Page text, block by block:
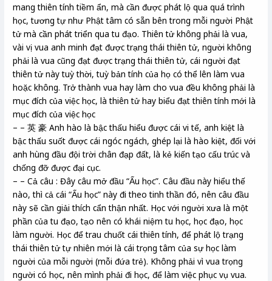
mang thiên tính tiềm ẩn, mà cần được phát lộ qua quá trình
học, tương tự như Phật tâm có sẵn bên trong mỗi người Phật
tử mà cần phát triển qua tu đạo. Thiên tử không phải là vua,
vài vị vua anh minh đạt được trạng thái thiên tử, người không
phải là vua cũng đạt được trạng thái thiên tử, cái người đạt
thiên tử này tuỳ thời, tuỳ bản tính của họ có thể lên làm vua
hoặc không. Trở thành vua hay làm cho vua đều không phải là
mục đích của việc học, là thiên tử hay biểu đạt thiên tính mới là
mục đích của việc học
– – 英 豪 Anh hào là bậc thấu hiểu được cái vi tế, anh kiệt là
bậc thấu suốt được cái ngóc ngách, ghép lại là hào kiệt, đối với
anh hùng đầu đội trời chân đạp đất, là kẻ kiến tạo cấu trúc và
chống đỡ được đại cục.
– – Cả câu : Đây câu mở đầu “Ấu học”. Câu đầu này hiểu thế
nào, thì cả cái “Ấu học” này đi theo tinh thần đó, nên câu đầu
này sẽ cần giải thích cẩn thận nhất. Học với người xưa là một
phần của tu đạo, tạo nên có khái niệm tu học, học đạo, học
làm người. Học để trau chuốt cái thiên tính, để phát lộ trạng
thái thiên tử tự nhiên mới là cái trọng tâm của sự học làm
người của mỗi người (mỗi đứa trẻ). Không phải vì vua trọng
người có học, nên mình phải đi học, để làm việc phục vụ vua.